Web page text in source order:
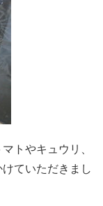
トやキュウリ、
ていただきまし